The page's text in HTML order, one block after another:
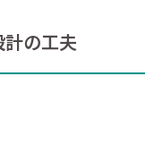
の工夫